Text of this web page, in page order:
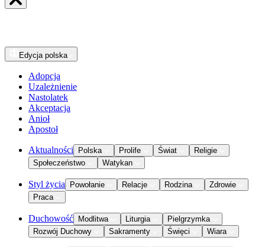
Edycja polska
Adopcja
Uzależnienie
Nastolatek
Akceptacja
Anioł
Apostoł
Aktualności Polska Prolife Świat
Religie
Społeczeństwo
Watykan
Styl życia Powołanie Relacje Rodzina
Zdrowie
Praca
Duchowość Modlitwa Liturgia
Pielgrzymka
Rozwój Duchowy
Sakramenty Święci Wiara